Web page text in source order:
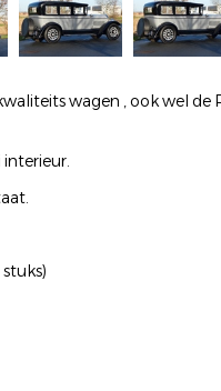
wagen , ook wel de